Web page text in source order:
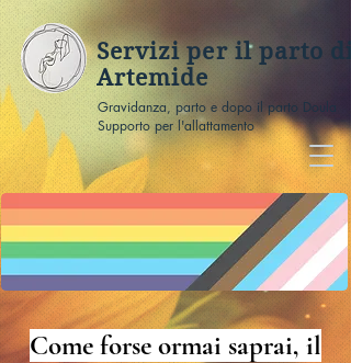
Gravidanza, parto e dopo il parto Doula
Supporto per l'allattamento
Servizi per il parto di
Artemide
Come forse ormai saprai, il